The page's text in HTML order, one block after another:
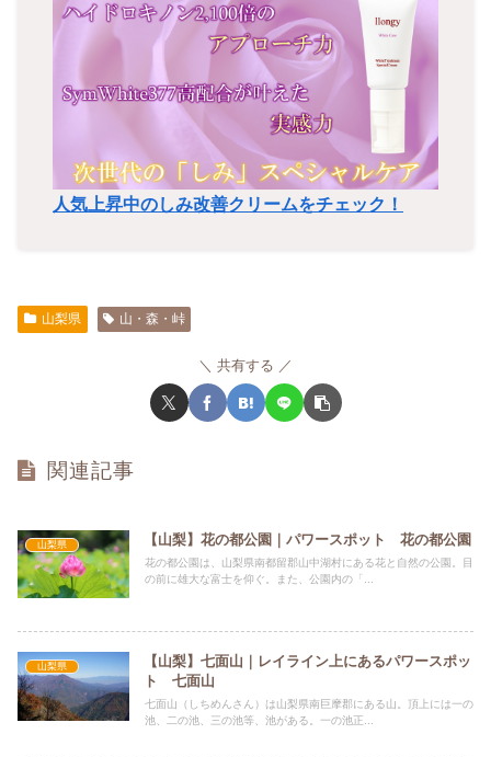
人気上昇中のしみ改善クリームをチェック！
山梨県 山・森・峠
共有する
関連記事
山梨県 【山梨】花の都公園｜パワースポット 花の都公園
花の都公園は、山梨県南都留郡山中湖村にある花と自然の公園。目
の前に雄大な富士を仰ぐ。また、公園内の「...
山梨県
【山梨】七面山｜レイライン上にあるパワースポッ
ト 七面山
七面山（しちめんさん）は山梨県南巨摩郡にある山。頂上には一の
池、二の池、三の池等、池がある。一の池正...